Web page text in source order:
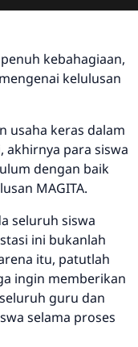
kebahagiaan,
kelulusan
usaha keras dalam
akhirnya para siswa
dengan baik
MAGITA.
seluruh siswa
ini bukanlah
itu, patutlah
ingin memberikan
guru dan
selama proses